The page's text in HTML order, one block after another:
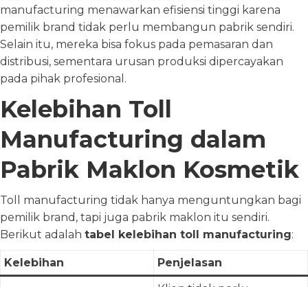
manufacturing menawarkan efisiensi tinggi karena
pemilik brand tidak perlu membangun pabrik sendiri.
Selain itu, mereka bisa fokus pada pemasaran dan
distribusi, sementara urusan produksi dipercayakan
pada pihak profesional.
Kelebihan Toll
Manufacturing dalam
Pabrik Maklon Kosmetik
Toll manufacturing tidak hanya menguntungkan bagi
pemilik brand, tapi juga pabrik maklon itu sendiri.
Berikut adalah tabel kelebihan toll manufacturing:
Kelebihan
Penjelasan